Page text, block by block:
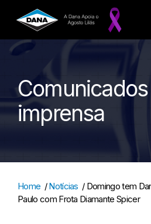
imprensa
Home /Notícias / Domingo tem
Paulo com Frota Diamante Spicer